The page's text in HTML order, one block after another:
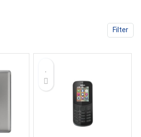
Filter